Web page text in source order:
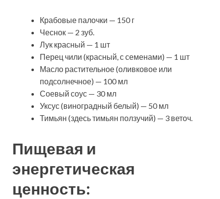
Крабовые палочки — 150 г
Чеснок — 2 зуб.
Лук красный — 1 шт
Перец чили (красный, с семенами) — 1 шт
Масло растительное (оливковое или
подсолнечное) — 100 мл
Соевый соус — 30 мл
Уксус (виноградный белый) — 50 мл
Тимьян (здесь тимьян ползучий) — 3 веточ.
Пищевая и
энергетическая
ценность: